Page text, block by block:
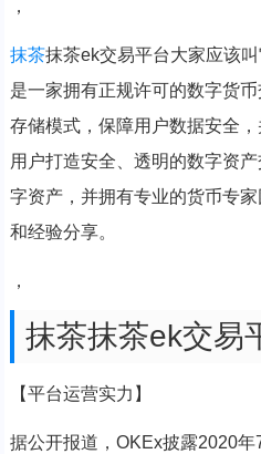
，
抹茶抹茶ek交易平台大家应该
是一家拥有正规许可的数字货
存储模式，保障用户数据安全
用户打造安全、透明的数字资
字资产，并拥有专业的货币专
和经验分享。
，
抹茶抹茶ek交易
【平台运营实力】
据公开报道，OKEx披露2020